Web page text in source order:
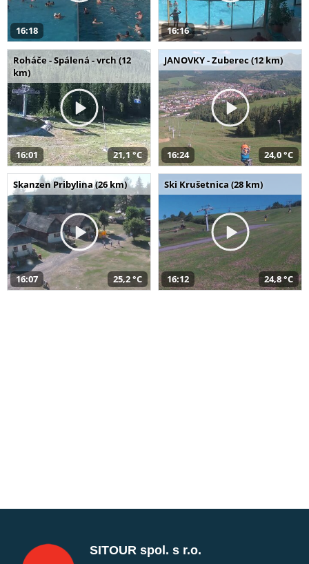
16:18 16:16
Roháče - Spálená - vrch (12
km)
16:01 21,1 °C
JANOVKY - Zuberec (12 km)
16:24 24,0 °C
Skanzen Pribylina (26 km)
16:07 25,2 °C
Ski Krušetnica (28 km)
16:12 24,8 °C
SITOUR spol. s r.o.